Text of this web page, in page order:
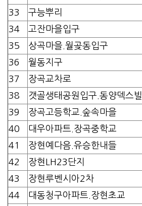
33
구능뿌리
34
고잔마을입구
35
상곡마을.월곶동입구
36
월동지구
37
장곡교차로
38
갯골생태공원입구.동양덱스빌
39
장곡고등학교.숲속마을
40
대우아파트.장곡중학교
41
장현예다음.유승한내들
42
장현LH23단지
43
장현루벤시아2차
44
대동청구아파트.장현초교